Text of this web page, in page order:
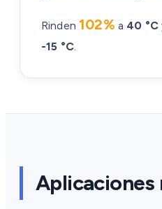
Rinden 102% a 40 °C
-15 °C.
Aplicaciones